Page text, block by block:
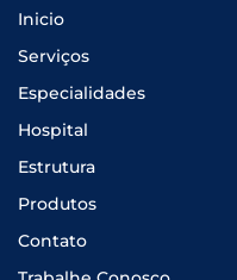
Inicio
Serviços
Especialidades
Hospital
Estrutura
Produtos
Contato